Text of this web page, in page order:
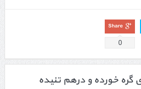
Share
0
گره خورده و درهم تنیده